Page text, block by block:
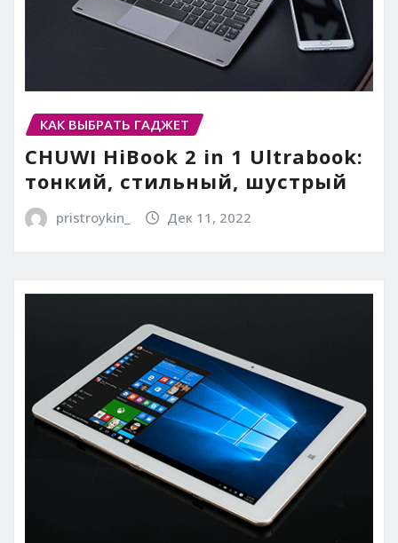
КАК ВЫБРАТЬ ГАДЖЕТ
CHUWI HiBook 2 in 1 Ultrabook:
тонкий, стильный, шустрый
pristroykin_ Дек 11, 2022